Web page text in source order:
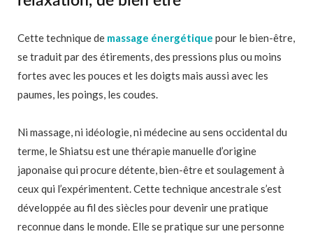
Cette technique de massage énergétique pour le bien-être,
se traduit par des étirements, des pressions plus ou moins
fortes avec les pouces et les doigts mais aussi avec les
paumes, les poings, les coudes.
Ni massage, ni idéologie, ni médecine au sens occidental du
terme, le Shiatsu est une thérapie manuelle d’origine
japonaise qui procure détente, bien-être et soulagement à
ceux qui l’expérimentent. Cette technique ancestrale s’est
développée au fil des siècles pour devenir une pratique
reconnue dans le monde. Elle se pratique sur une personne